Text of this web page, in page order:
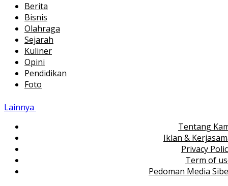
Berita
Bisnis
Olahraga
Sejarah
Kuliner
Opini
Pendidikan
Foto
Lainnya
Tentang
Iklan &
Privacy
Term of
Pedoman Media